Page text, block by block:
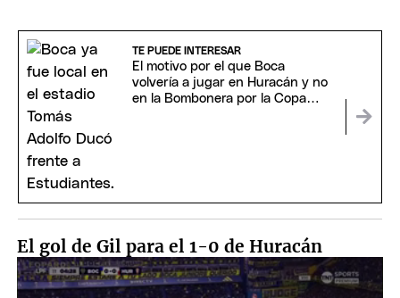
TE PUEDE INTERESAR
El motivo por el que Boca
volvería a jugar en Huracán y no
en la Bombonera por la Copa
El gol de Gil para el 1-0 de Huracán